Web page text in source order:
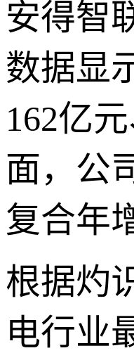
安得智
数据显
162亿
面，公
复合年
根据灼
电行业